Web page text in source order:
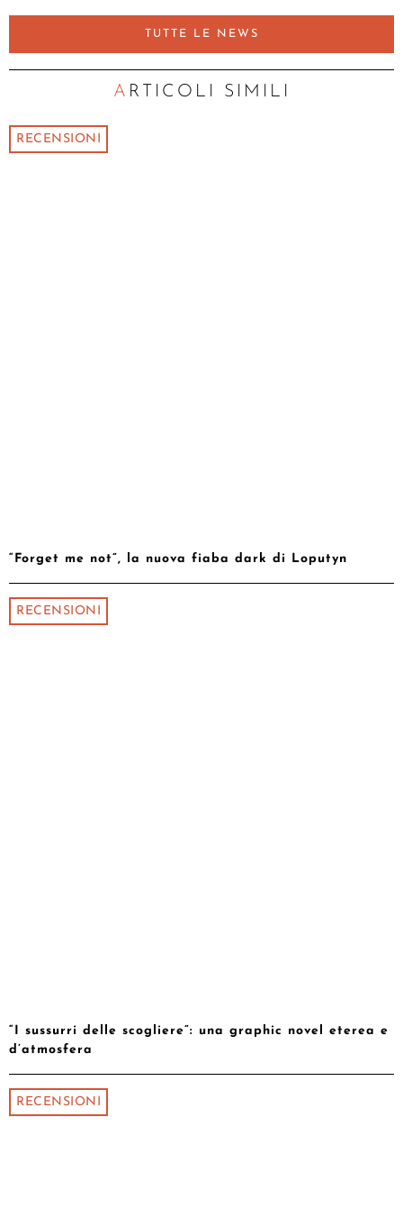
TUTTE LE NEWS
ARTICOLI SIMILI
RECENSIONI
“Forget me not”, la nuova fiaba dark di Loputyn
RECENSIONI
“I sussurri delle scogliere”: una graphic novel eterea e
d’atmosfera
RECENSIONI